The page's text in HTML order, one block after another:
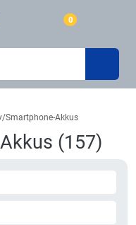
0
Smartphone-Akkus
(157)